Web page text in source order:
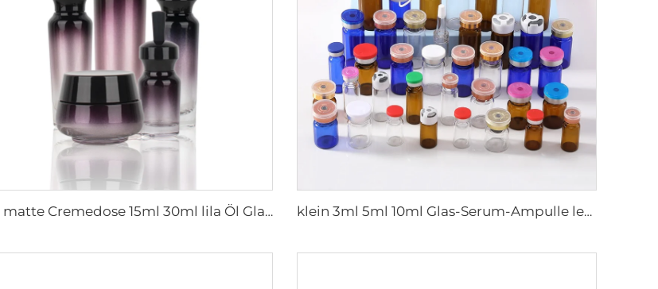
50g matte Cremedose 15ml 30ml lila Öl Glas Tropfenflasche 100ml 50ml geschliffene Glas Sprühflasche klein 3ml 5ml 10ml Glas-Serum-Ampulle leere Flasche für medizinische Verwendung mit Gummistopfen